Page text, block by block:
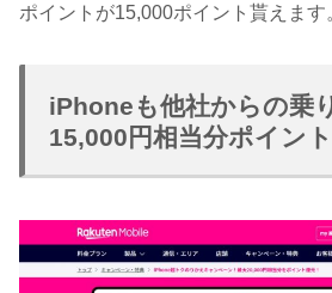
ポイントが15,000ポイント貰えます
iPhoneも他社からの乗
15,000円相当分ポイン